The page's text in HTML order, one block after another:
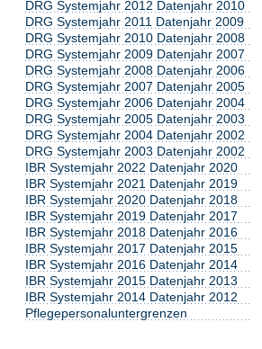
DRG Systemjahr 2012 Datenjahr 2010
DRG Systemjahr 2011 Datenjahr 2009
DRG Systemjahr 2010 Datenjahr 2008
DRG Systemjahr 2009 Datenjahr 2007
DRG Systemjahr 2008 Datenjahr 2006
DRG Systemjahr 2007 Datenjahr 2005
DRG Systemjahr 2006 Datenjahr 2004
DRG Systemjahr 2005 Datenjahr 2003
DRG Systemjahr 2004 Datenjahr 2002
DRG Systemjahr 2003 Datenjahr 2002
IBR Systemjahr 2022 Datenjahr 2020
IBR Systemjahr 2021 Datenjahr 2019
IBR Systemjahr 2020 Datenjahr 2018
IBR Systemjahr 2019 Datenjahr 2017
IBR Systemjahr 2018 Datenjahr 2016
IBR Systemjahr 2017 Datenjahr 2015
IBR Systemjahr 2016 Datenjahr 2014
IBR Systemjahr 2015 Datenjahr 2013
IBR Systemjahr 2014 Datenjahr 2012
Pflegepersonaluntergrenzen